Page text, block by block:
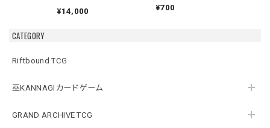
CATEGORY
Riftbound TCG
巫KANNAGIカードゲーム
GRAND ARCHIVE TCG
【Abyssal Heaven】
¥14,000
Heaven】《英語版》
¥700